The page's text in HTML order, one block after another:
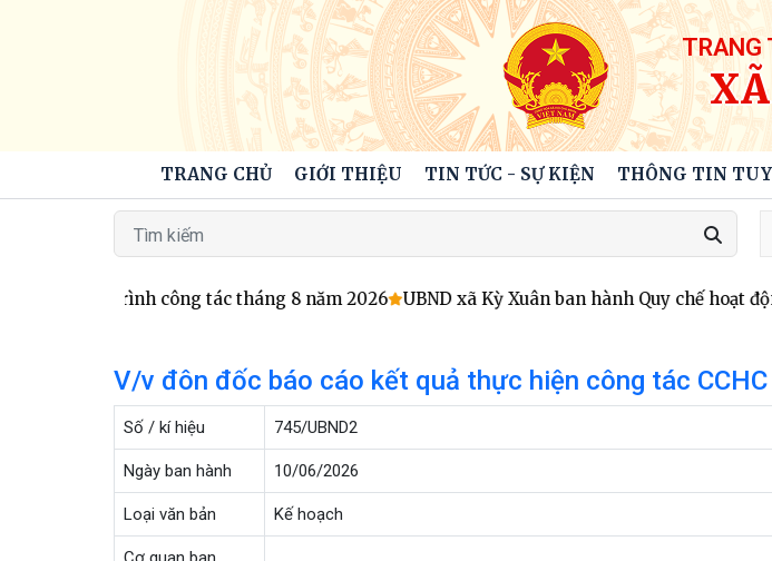
TRANG
TRANG CHỦ GIỚI THIỆU TIN TỨC - SỰ KIỆN THÔNG TIN
Chương trình công tác tháng 8 năm 2026 UBND xã Kỳ Xuân ban hành Quy chế hoạt
V/v đôn đốc báo cáo kết quả thực hiện công tác
Số / kí hiệu 745/UBND2
Ngày ban hành 10/06/2026
Loại văn bản Kế hoạch